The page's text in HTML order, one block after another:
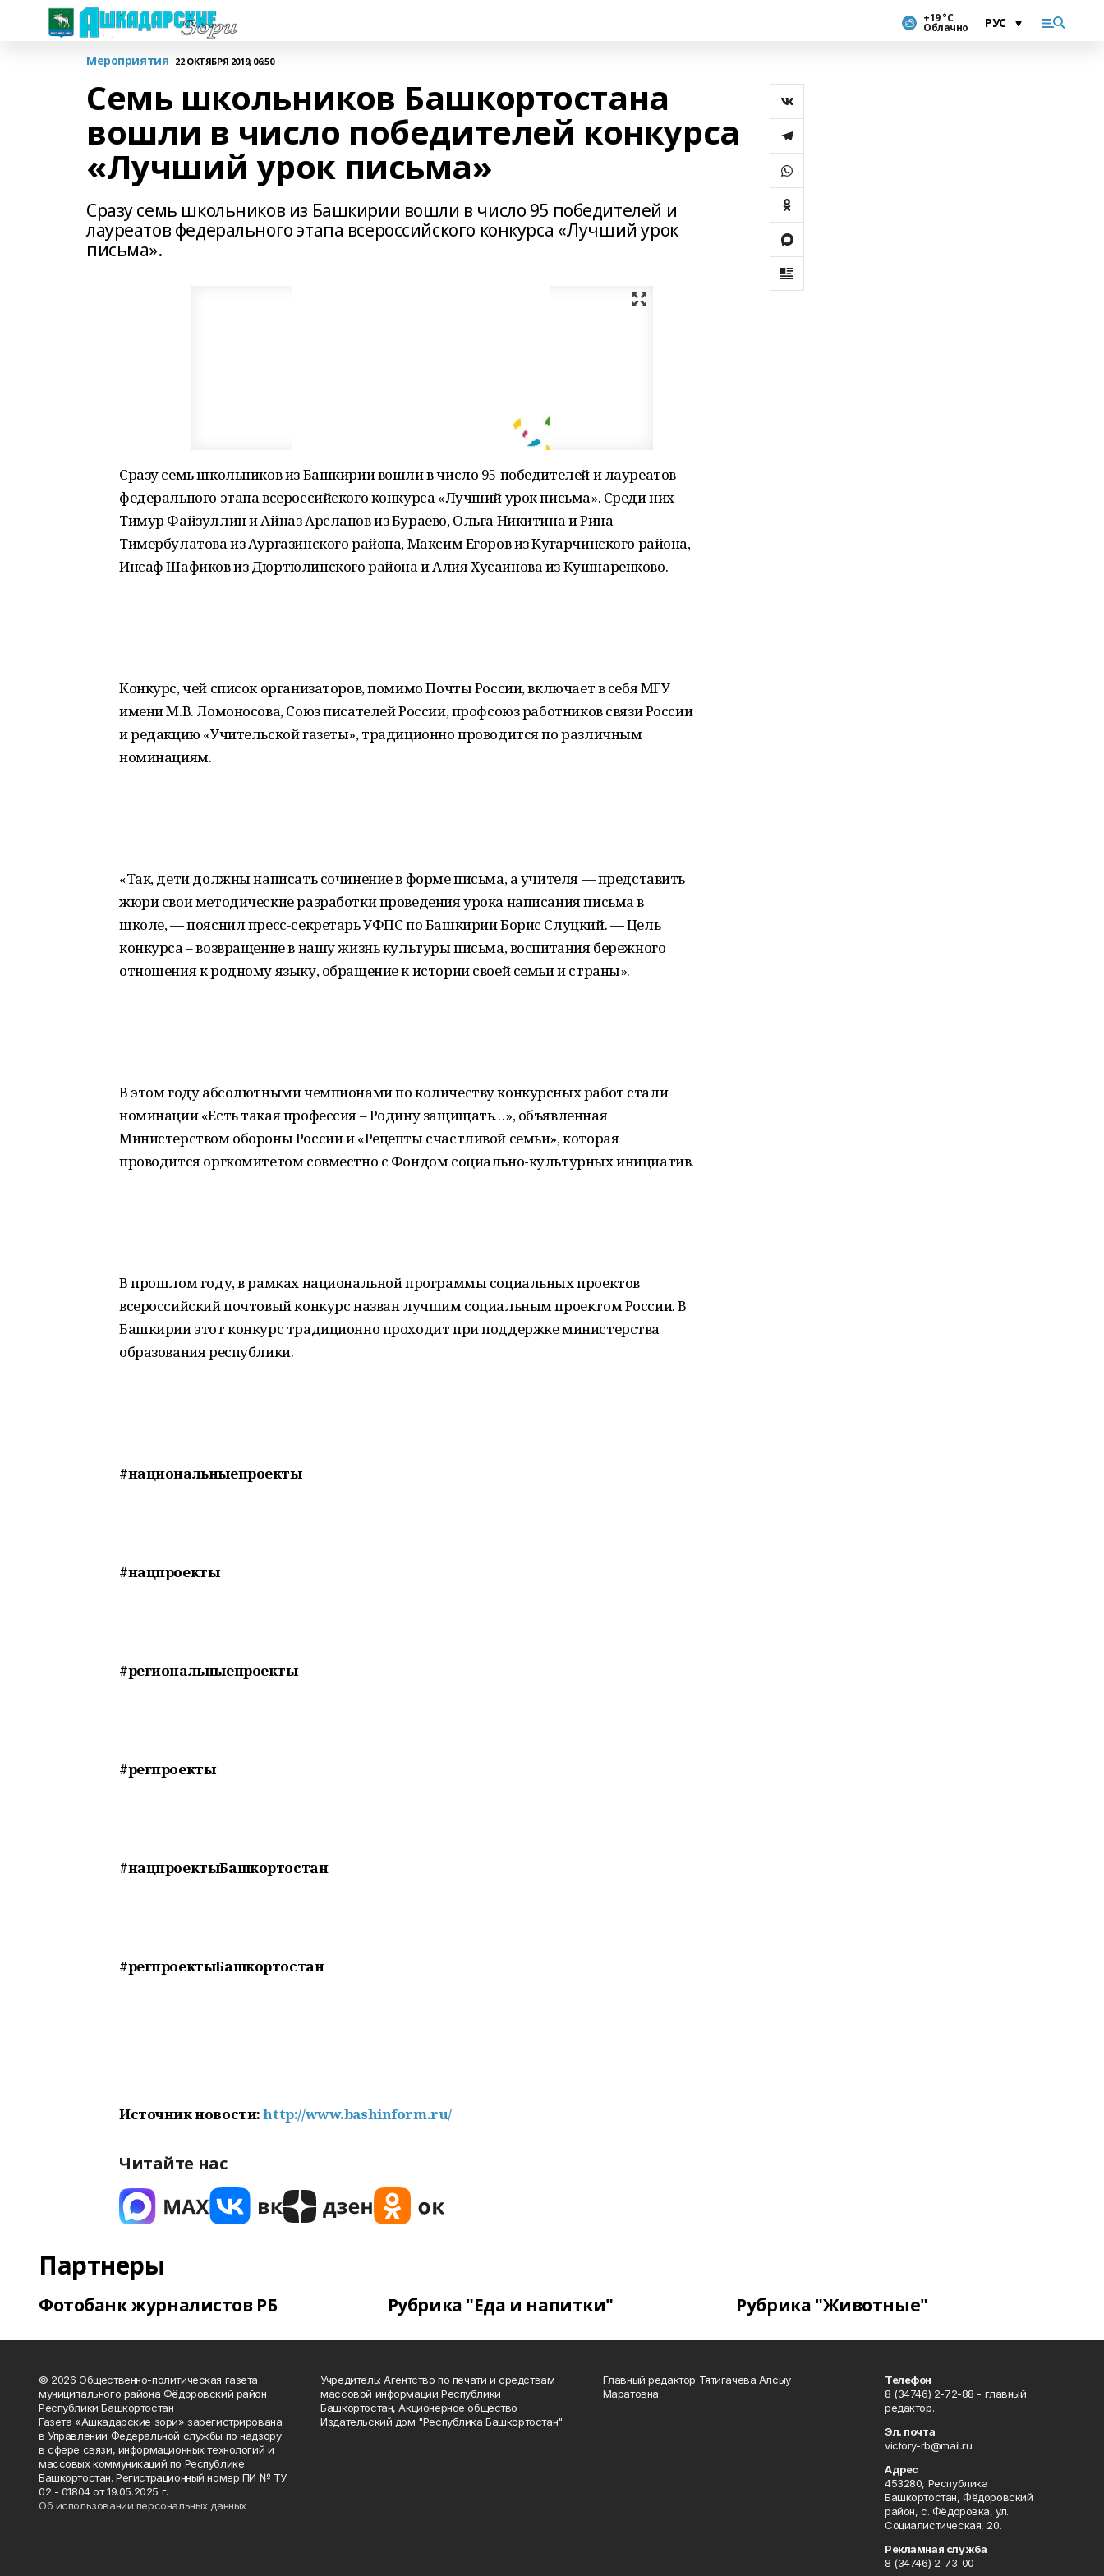
+19 °С
Облачно
Мероприятия 22 ОКТЯБРЯ 2019, 06:50
Семь школьников Башкортостана
вошли в число победителей конкурса
«Лучший урок письма»
Сразу семь школьников из Башкирии вошли в число 95 победителей и
лауреатов федерального этапа всероссийского конкурса «Лучший урок
письма».
Сразу семь школьников из Башкирии вошли в число 95 победителей и лауреатов
федерального этапа всероссийского конкурса «Лучший урок письма». Среди них —
Тимур Файзуллин и Айназ Арсланов из Бураево, Ольга Никитина и Рина
Тимербулатова из Аургазинского района, Максим Егоров из Кугарчинского района,
Инсаф Шафиков из Дюртюлинского района и Алия Хусаинова из Кушнаренково.
Конкурс, чей список организаторов, помимо Почты России, включает в себя МГУ
имени М.В. Ломоносова, Союз писателей России, профсоюз работников связи России
и редакцию «Учительской газеты», традиционно проводится по различным
номинациям.
«Так, дети должны написать сочинение в форме письма, а учителя — представить
жюри свои методические разработки проведения урока написания письма в
школе, — пояснил пресс-секретарь УФПС по Башкирии Борис Слуцкий. — Цель
конкурса – возвращение в нашу жизнь культуры письма, воспитания бережного
отношения к родному языку, обращение к истории своей семьи и страны».
В этом году абсолютными чемпионами по количеству конкурсных работ стали
номинации «Есть такая профессия – Родину защищать…», объявленная
Министерством обороны России и «Рецепты счастливой семьи», которая
проводится оргкомитетом совместно с Фондом социально-культурных инициатив.
В прошлом году, в рамках национальной программы социальных проектов
всероссийский почтовый конкурс назван лучшим социальным проектом России. В
Башкирии этот конкурс традиционно проходит при поддержке министерства
образования республики.
#национальныепроекты
#нацпроекты
#региональныепроекты
#регпроекты
#нацпроектыБашкортостан
#регпроектыБашкортостан
Источник новости:http://www.bashinform.ru/
Читайте нас
Партнеры
Фотобанк журналистов РБ Рубрика "Еда и напитки" Рубрика "Животные"
© 2026 Общественно-политическая газета
муниципального района Фёдоровский район
Республики Башкортостан
Газета «Ашкадарские зори» зарегистрирована
в Управлении Федеральной службы по надзору
в сфере связи, информационных технологий и
массовых коммуникаций по Республике
Башкортостан. Регистрационный номер ПИ № ТУ
02 - 01804 от 19.05.2025 г.
Об использовании персональных данных
Учредитель: Агентство по печати и средствам
массовой информации Республики
Башкортостан, Акционерное общество
Издательский дом "Республика Башкортостан"
Главный редактор Тятигачева Алсыу
Маратовна.
Телефон
8 (34746) 2-72-88 - главный
редактор.
Эл. почта
victory-rb@mail.ru
Адрес
453280, Республика
Башкортостан, Фёдоровский
район, с. Фёдоровка, ул.
Социалистическая, 20.
Рекламная служба
8 (34746) 2-73-00